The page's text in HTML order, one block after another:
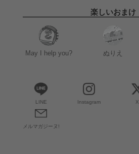
楽しいおまけ
May I help you? ぬりえ
LINE Instagram X
メルマガジーヌ!